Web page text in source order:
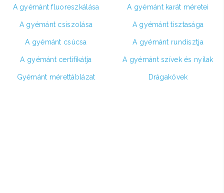
A gyémánt fluoreszkálása A gyémánt karát méretei
A gyémánt csiszolása A gyémánt tisztasága
A gyémánt csúcsa A gyémánt rundisztja
A gyémánt certifikátja A gyémánt szívek és nyilak
Gyémánt mérettáblázat Drágakövek